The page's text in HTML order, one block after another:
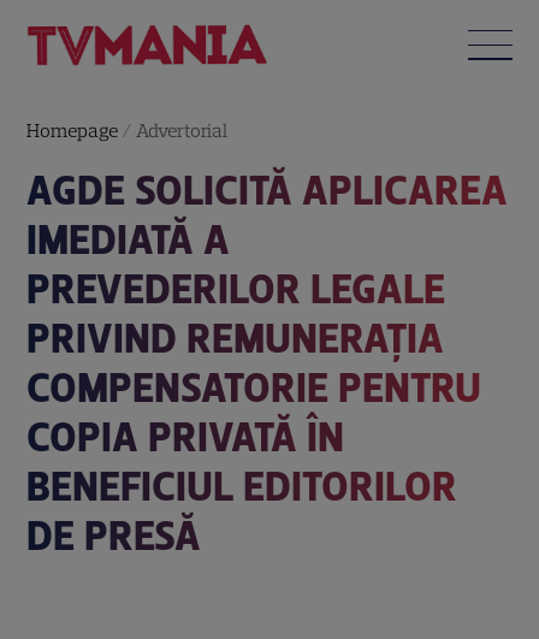
Homepage / Advertorial
AGDE SOLICITĂ APLICAREA
IMEDIATĂ A
PREVEDERILOR LEGALE
PRIVIND REMUNERAȚIA
COMPENSATORIE PENTRU
COPIA PRIVATĂ ÎN
BENEFICIUL EDITORILOR
DE PRESĂ